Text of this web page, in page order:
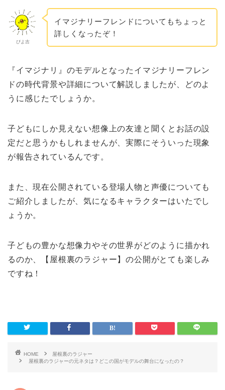
ぴよ吉
イマジナリーフレンドについてもちょっと
詳しくなったぞ！
『イマジナリ』のモデルとなったイマジナリーフレン
ドの時代背景や詳細について解説しましたが、どのよ
うに感じたでしょうか。
子どもにしか見えない想像上の友達と聞くとお話の設
定だと思うかもしれませんが、実際にそういった現象
が報告されているんです。
また、現在公開されている登場人物と声優についても
ご紹介しましたが、気になるキャラクターはいたでし
ょうか。
子どもの豊かな想像力やその世界がどのように描かれ
るのか、【屋根裏のラジャー】の公開がとても楽しみ
ですね！
HOME
屋根裏のラジャー
屋根裏のラジャーの元ネタは？どこの国がモデルの舞台になったの？